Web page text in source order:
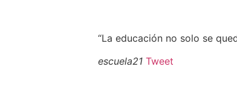
“La educación no solo se
escuela21 Tweet